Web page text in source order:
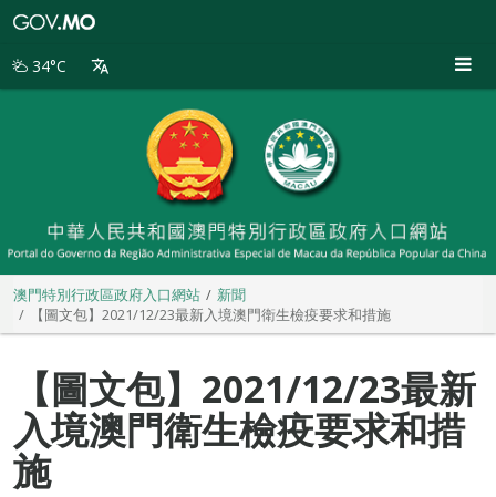
別
34°C
澳門特別行政區政府入口網站
新聞
【圖文包】2021/12/23最新入境澳門衛生檢疫要求和措施
【圖文包】2021/12/23最新
入境澳門衛生檢疫要求和措
施